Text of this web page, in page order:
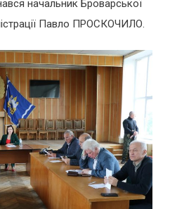
начальник Броварської
Павло ПРОСКОЧИЛО.